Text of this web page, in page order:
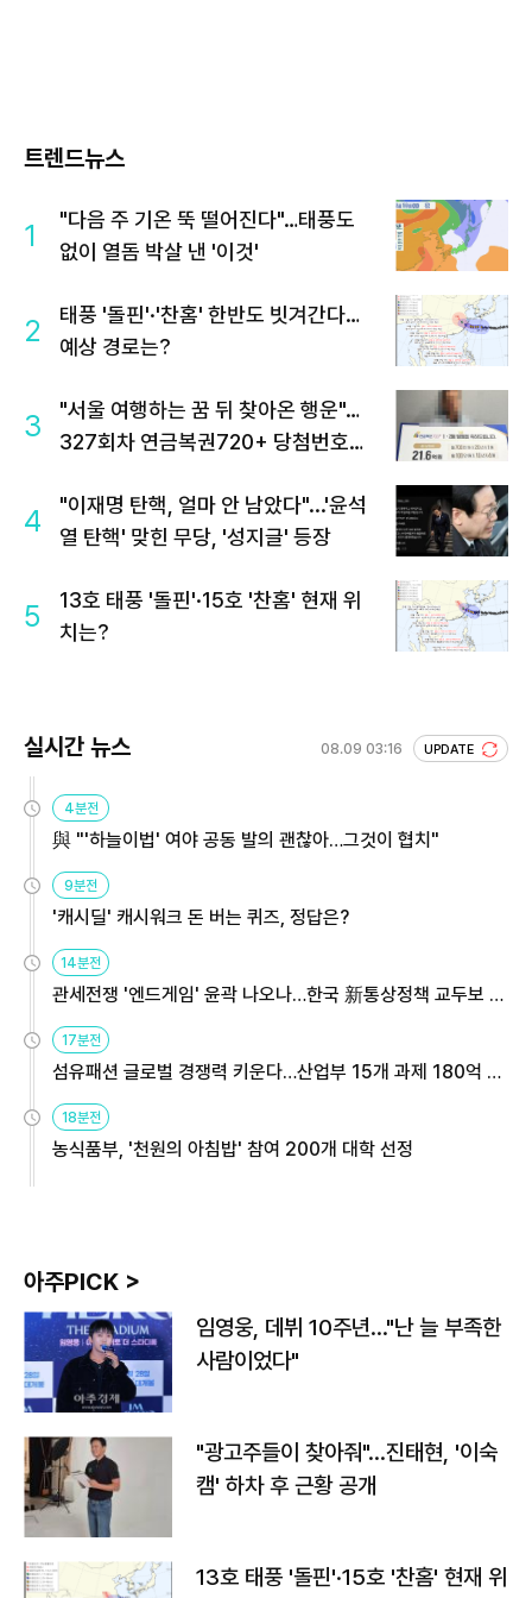
트렌드뉴스
1
"다음 주 기온 뚝 떨어진다"…태풍도
없이 열돔 박살 낸 '이것'
2
태풍 '돌핀'·'찬홈' 한반도 빗겨간다…
예상 경로는?
3
"서울 여행하는 꿈 뒤 찾아온 행운"…
327회차 연금복권720+ 당첨번호조
4
"이재명 탄핵, 얼마 안 남았다"...'윤석
열 탄핵' 맞힌 무당, '성지글' 등장
5
13호 태풍 '돌핀'·15호 '찬홈' 현재 위
치는?
실시간 뉴스 08.09 03:16 UPDATE
4분전
與 "'하늘이법' 여야 공동 발의 괜찮아…그것이 협치"
9분전
'캐시딜' 캐시워크 돈 버는 퀴즈, 정답은?
14분전
관세전쟁 '엔드게임' 윤곽 나오나…한국 新통상정책 교두보 활
용해야
17분전
섬유패션 글로벌 경쟁력 키운다…산업부 15개 과제 180억 지
원
18분전
농식품부, '천원의 아침밥' 참여 200개 대학 선정
아주PICK >
임영웅, 데뷔 10주년…"난 늘 부족한
사람이었다"
"광고주들이 찾아줘"…진태현, '이숙
캠' 하차 후 근황 공개
13호 태풍 '돌핀'·15호 '찬홈' 현재 위